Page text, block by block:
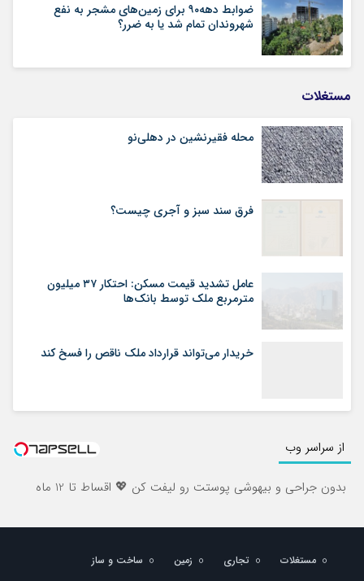
ضوابط دهه۹۰ برای زمین‌های مشجر به نفع
شهروندان تمام شد یا به ضرر؟
مستغلات
محله فقیرنشین در دهلی‏‌نو
فرق سند سبز و آجری چیست؟
عامل تشدید قیمت مسکن: احتکار ۳۷ میلیون
مترمربع ملک توسط بانک‌ها
خریدار می‌تواند قرارداد ملک ناقص را فسخ کند
از سراسر وب
بدون جراحی و بیهوشی پوستت رو لیفت کن 💖 اقساط تا 12 ماه
مستغلات تجاری زمین
ساخت و ساز